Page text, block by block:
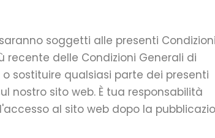
soggetti alle presenti Condizioni
recente delle Condizioni Generali di
sostituire qualsiasi parte dei presenti
nostro sito web. È tua responsabilità
al sito web dopo la